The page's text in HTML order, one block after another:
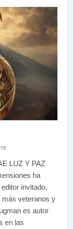
LUZ Y PAZ
ha
invitado,
más veteranos y
es autor
​​en las